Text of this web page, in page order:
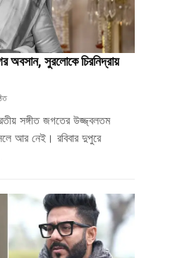
অবসান, সুরলোকে চিরনিদ্রায়
সঙ্গীত জগতের উজ্জ্বলতম
আর নেই। রবিবার দুপুরে